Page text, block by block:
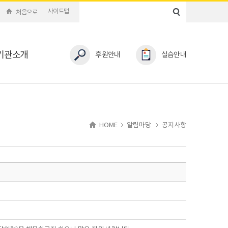
처음으로 사이트맵
후원안내 실습안내
관소개
HOME 알림마당 공지사항